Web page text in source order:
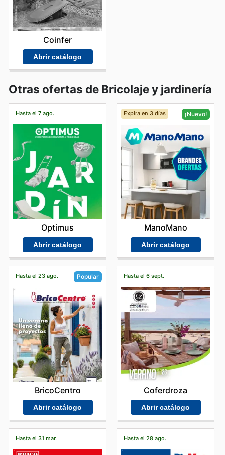
Coinfer
Abrir catálogo
Otras ofertas de Bricolaje y jardinería
Hasta el 7 ago.
Optimus
Abrir catálogo
Expira en 3 días ¡Nuevo!
ManoMano
Abrir catálogo
Hasta el 23 ago. Popular
BricoCentro
Abrir catálogo
Hasta el 6 sept.
Coferdroza
Abrir catálogo
Hasta el 31 mar. Hasta el 28 ago.